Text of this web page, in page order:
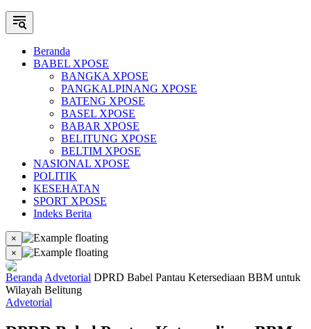
Beranda
BABEL XPOSE
BANGKA XPOSE
PANGKALPINANG XPOSE
BATENG XPOSE
BASEL XPOSE
BABAR XPOSE
BELITUNG XPOSE
BELTIM XPOSE
NASIONAL XPOSE
POLITIK
KESEHATAN
SPORT XPOSE
Indeks Berita
×
×
Beranda
Wilayah Belitung
Advetorial